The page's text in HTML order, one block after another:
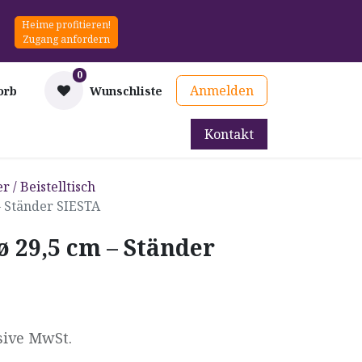
Heime profitieren!
Zugang anfordern
0
Wunschliste Anmelden
Mieten
Kontakt
/ Beistelltisch
SIESTA
cm – Ständer
MwSt.